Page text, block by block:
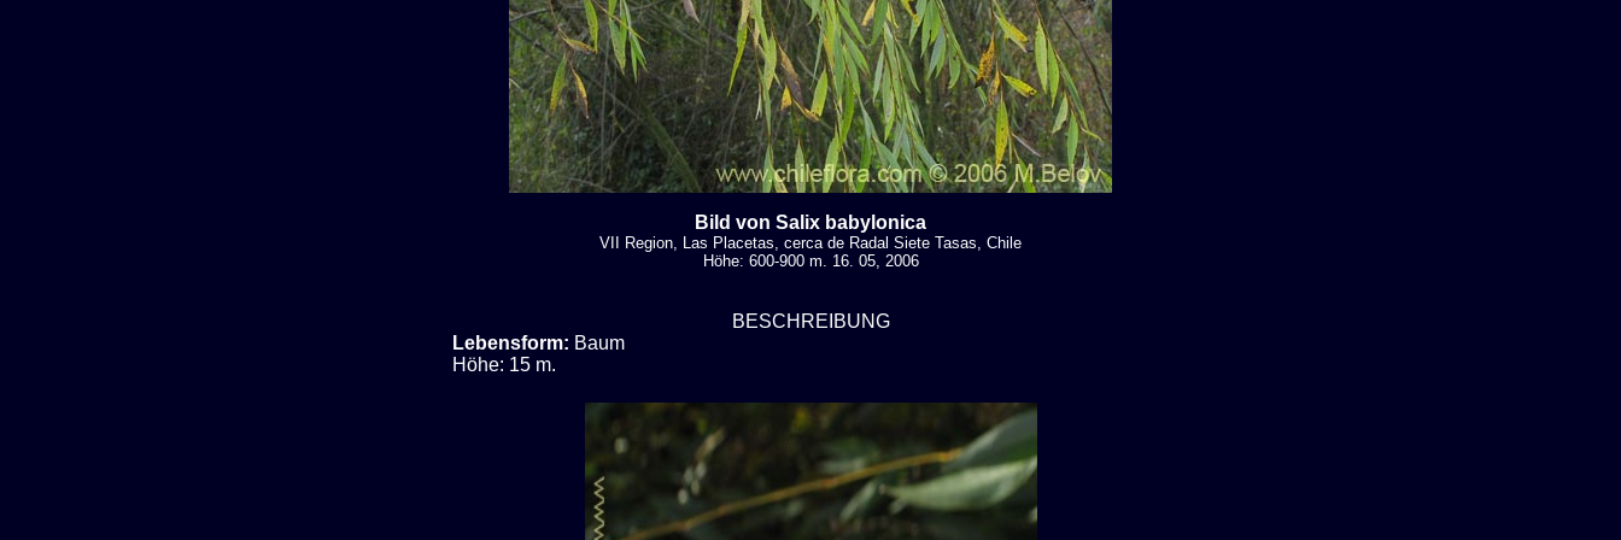
Bild von Salix babylonica
VII Region, Las Placetas, cerca de Radal Siete Tasas, Chile
Höhe: 600-900 m. 16. 05, 2006
BESCHREIBUNG
Lebensform: Baum
Höhe: 15 m.